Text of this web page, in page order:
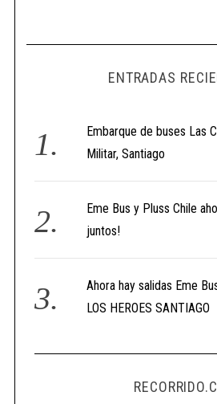
ENTRADAS
Embarque de buses Las
Militar, Santiago
Eme Bus y Pluss Chile
juntos!
Ahora hay salidas Eme
LOS HEROES SANTIAGO